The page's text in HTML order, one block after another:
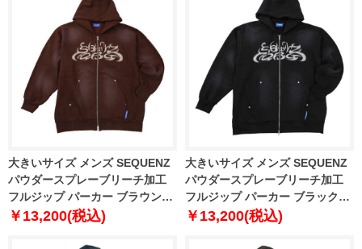
大きいサイズ メンズ SEQUENZ
パウダースプレーブリーチ加工
フルジップ パーカー ブラウン
1258-5385-1 3L 4L 5L 6L
￥13,200(税込)
大きいサイズ メンズ SEQUENZ
パウダースプレーブリーチ加工
フルジップ パーカー ブラック
1258-5385-2 3L 4L 5L 6L
￥13,200(税込)